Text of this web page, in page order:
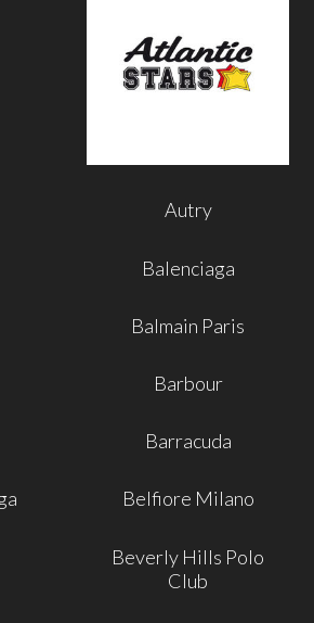
Autry
Balenciaga
Balmain Paris
Barbour
Barracuda
Belfiore Milano
Beverly Hills Polo
Club